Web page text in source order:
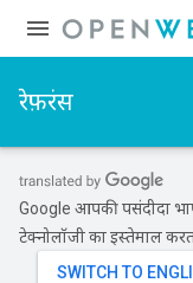
रेफ़रंस
Google आपकी पसंदीदा
टेक्नोलॉजी का इस्तेमाल